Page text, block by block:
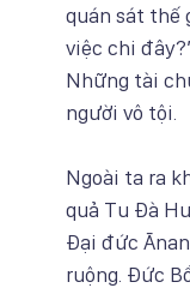
quán sát thế
việc chi
Những tài
người vô tội.
Ngoài ta ra
quả Tu Đà
Đại đức
ruộng. Đức